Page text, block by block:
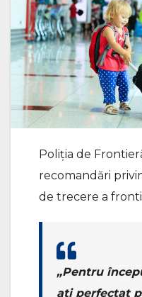
Poliția de
recomandări
de trecere a
„Pentru
ați perfectat